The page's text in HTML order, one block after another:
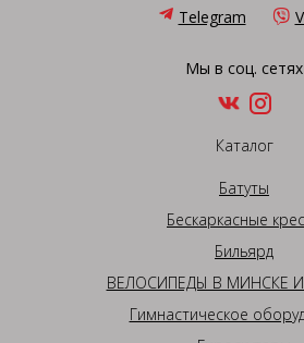
Telegram
Мы в соц. сетях
Каталог
Батуты
Бескаркасные
Бильярд
ВЕЛОСИПЕДЫ В МИНСКЕ И
Гимнастическое